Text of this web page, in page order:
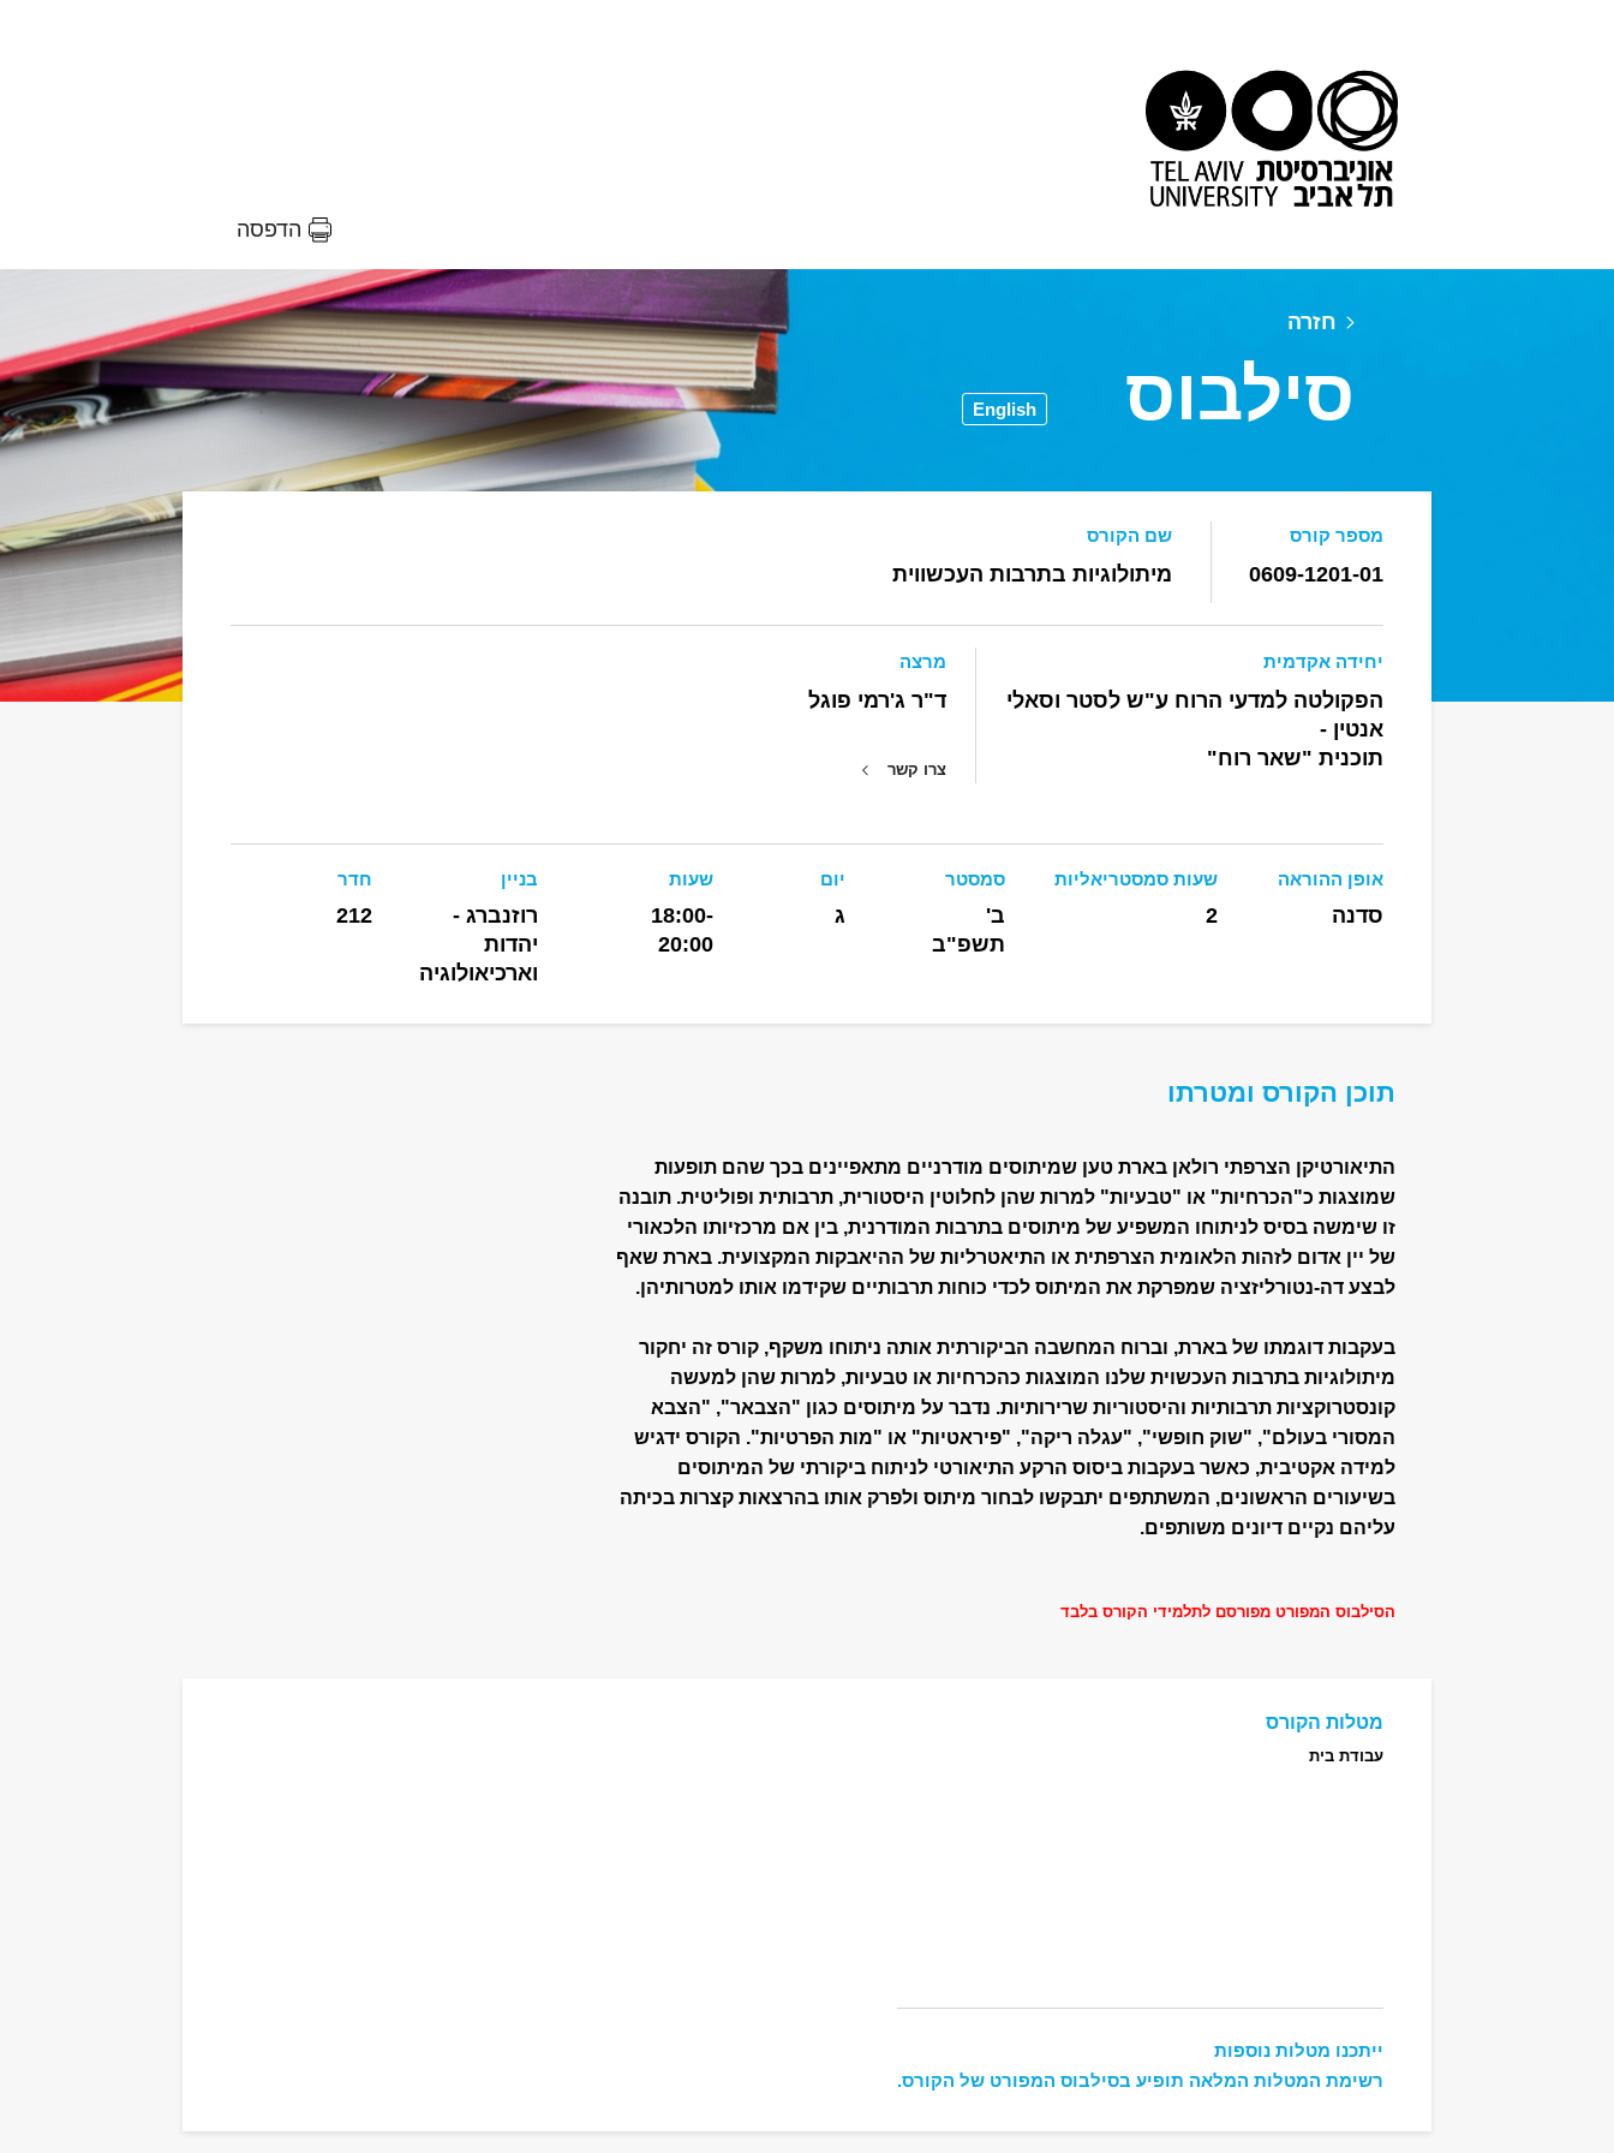
הדפסה
חזרה
סילבוס English
מספר קורס
0609-1201-01
שם הקורס
מיתולוגיות בתרבות העכשווית
יחידה אקדמית
הפקולטה למדעי הרוח ע"ש לסטר וסאלי
אנטין -
תוכנית "שאר רוח"
מרצה
ד"ר ג'רמי פוגל
צרו קשר
אופן ההוראה
סדנה
שעות סמסטריאליות
2
סמסטר
ב'
תשפ"ב
יום
ג
שעות
18:00-
20:00
בניין
רוזנברג -
יהדות
וארכיאולוגיה
חדר
212
תוכן הקורס ומטרתו
התיאורטיקן הצרפתי רולאן בארת טען שמיתוסים מודרניים מתאפיינים בכך שהם תופעות
שמוצגות כ"הכרחיות" או "טבעיות" למרות שהן לחלוטין היסטורית, תרבותית ופוליטית. תובנה
זו שימשה בסיס לניתוחו המשפיע של מיתוסים בתרבות המודרנית, בין אם מרכזיותו הלכאורי
של יין אדום לזהות הלאומית הצרפתית או התיאטרליות של ההיאבקות המקצועית. בארת שאף
לבצע דה-נטורליזציה שמפרקת את המיתוס לכדי כוחות תרבותיים שקידמו אותו למטרותיהן.
בעקבות דוגמתו של בארת, וברוח המחשבה הביקורתית אותה ניתוחו משקף, קורס זה יחקור
מיתולוגיות בתרבות העכשוית שלנו המוצגות כהכרחיות או טבעיות, למרות שהן למעשה
קונסטרוקציות תרבותיות והיסטוריות שרירותיות. נדבר על מיתוסים כגון "הצבאר", "הצבא
המסורי בעולם", "שוק חופשי", "עגלה ריקה", "פיראטיות" או "מות הפרטיות". הקורס ידגיש
למידה אקטיבית, כאשר בעקבות ביסוס הרקע התיאורטי לניתוח ביקורתי של המיתוסים
בשיעורים הראשונים, המשתתפים יתבקשו לבחור מיתוס ולפרק אותו בהרצאות קצרות בכיתה
עליהם נקיים דיונים משותפים.
הסילבוס המפורט מפורסם לתלמידי הקורס בלבד
מטלות הקורס
עבודת בית
ייתכנו מטלות נוספות
רשימת המטלות המלאה תופיע בסילבוס המפורט של הקורס.